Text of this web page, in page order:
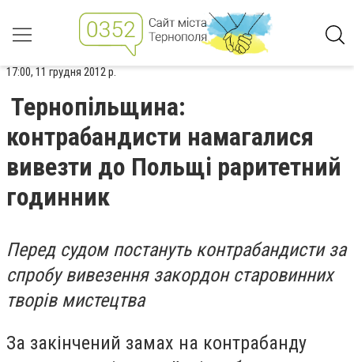
17:00, 11 грудня 2012 р.
Тернопільщина:
контрабандисти намагалися
вивезти до Польщі раритетний
годинник
Перед судом постануть контрабандисти за
спробу вивезення закордон старовинних
творів мистецтва
За закінчений замах на контрабанду